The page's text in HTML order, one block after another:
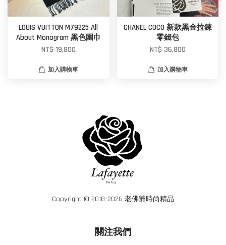
LOUIS VUITTON M79225 All
About Monogram 黑色圍巾
NT$ 19,800
加入購物車
CHANEL COCO 新款黑金拉鍊
零錢包
NT$ 36,800
加入購物車
Copyright © 2018-2026 老佛爺時尚精品
關注我們